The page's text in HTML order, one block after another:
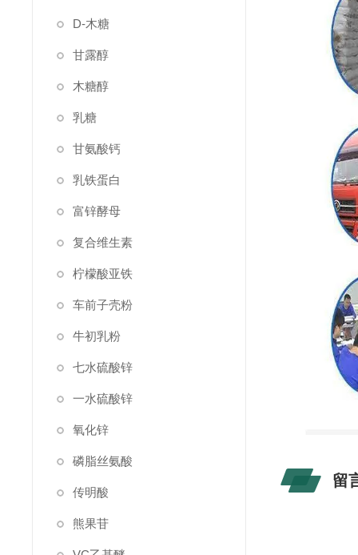
D-木糖
甘露醇
木糖醇
乳糖
甘氨酸钙
乳铁蛋白
富锌酵母
复合维生素
柠檬酸亚铁
车前子壳粉
牛初乳粉
七水硫酸锌
一水硫酸锌
氧化锌
磷脂丝氨酸
传明酸
熊果苷
留